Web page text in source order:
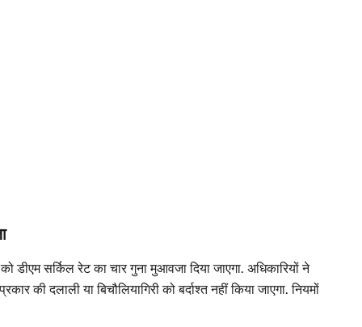
सर्किल रेट का चार गुना मुआवजा दिया जाएगा. अधिकारियों ने
की दलाली या बिचौलियागिरी को बर्दाश्त नहीं किया जाएगा. नियमों